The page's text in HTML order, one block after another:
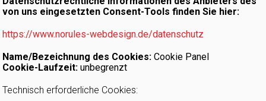
von uns eingesetzten Consent-Tools finden Sie hier:
https://www.norules-webdesign.de/datenschutz
Name/Bezeichnung des Cookies:Cookie Panel
Cookie-Laufzeit:unbegrenzt
Technisch erforderliche Cookies: